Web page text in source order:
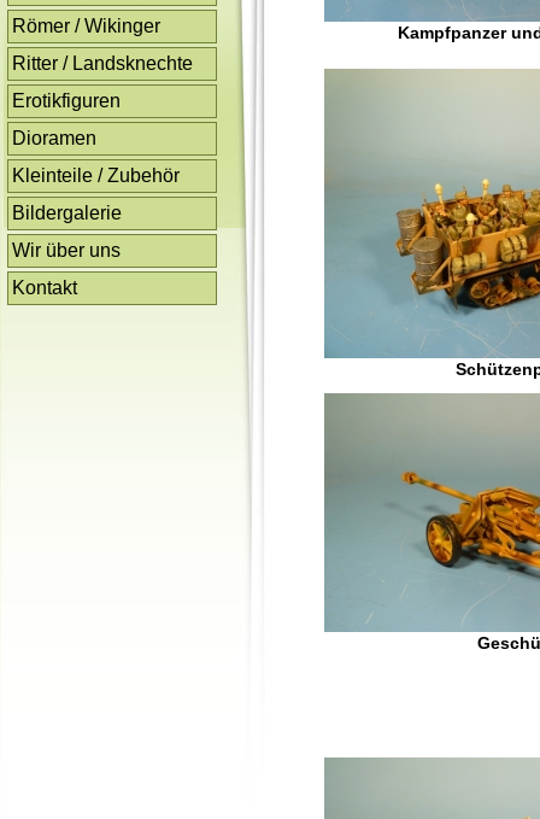
Römer / Wikinger
Ritter / Landsknechte
Erotikfiguren
Dioramen
Kleinteile / Zubehör
Bildergalerie
Wir über uns
Kontakt
Kampfpanzer